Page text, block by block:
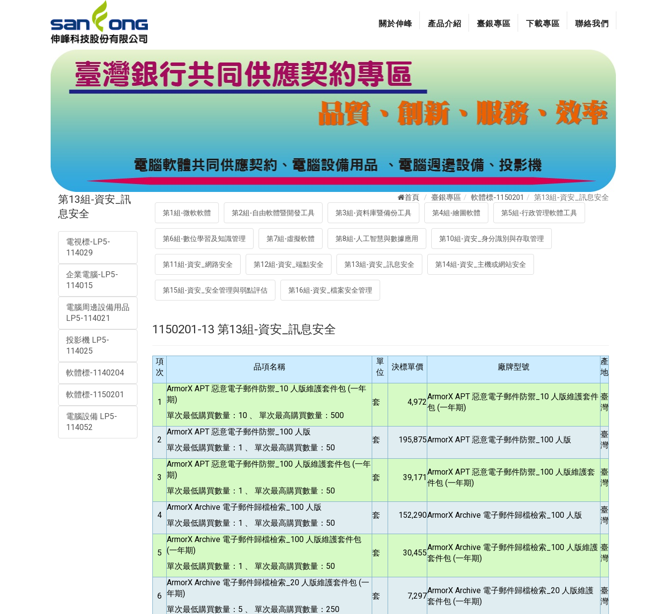
關於伸峰 產品介紹 臺銀專區 下載專區 聯絡我們
首頁 臺銀專區 軟體標-1150201 第13組-資安_訊息安全
第13組-資安_訊
息安全
電視標-LP5-
114029
企業電腦-LP5-
114015
電腦周邊設備用品
LP5-114021
投影機 LP5-
114025
軟體標-1140204
軟體標-1150201
電腦設備 LP5-
114052
第1組-微軟軟體 第2組-自由軟體暨開發工具 第3組-資料庫暨備份工具 第4組-繪圖軟體 第5組-行政管理軟體工具
第6組-數位學習及知識管理 第7組-虛擬軟體 第8組-人工智慧與數據應用 第10組-資安_身分識別與存取管理
第11組-資安_網路安全 第12組-資安_端點安全 第13組-資安_訊息安全 第14組-資安_主機或網站安全
第15組-資安_安全管理與弱點評估 第16組-資安_檔案安全管理
1150201-13 第13組-資安_訊息安全
項
次
品項名稱
單
位
決標單價 廠牌型號
產
地
1
ArmorX APT 惡意電子郵件防禦_10 人版維護套件包 (一年
期)
單次最低購買數量：10 、 單次最高購買數量：500
套 4,972
ArmorX APT 惡意電子郵件防禦_10 人版維護套件
包 (一年期)
臺
灣
2
ArmorX APT 惡意電子郵件防禦_100 人版
單次最低購買數量：1 、 單次最高購買數量：50
套 195,875ArmorX APT 惡意電子郵件防禦_100 人版
臺
灣
3
ArmorX APT 惡意電子郵件防禦_100 人版維護套件包 (一年
期)
單次最低購買數量：1 、 單次最高購買數量：50
套 39,171
ArmorX APT 惡意電子郵件防禦_100 人版維護套
件包 (一年期)
臺
灣
4
ArmorX Archive 電子郵件歸檔檢索_100 人版
單次最低購買數量：1 、 單次最高購買數量：50
套 152,290ArmorX Archive 電子郵件歸檔檢索_100 人版
臺
灣
5
ArmorX Archive 電子郵件歸檔檢索_100 人版維護套件包
(一年期)
單次最低購買數量：1 、 單次最高購買數量：50
套 30,455
ArmorX Archive 電子郵件歸檔檢索_100 人版維護
套件包 (一年期)
臺
灣
6
ArmorX Archive 電子郵件歸檔檢索_20 人版維護套件包 (一
年期)
單次最低購買數量：5 、 單次最高購買數量：250
套 7,297
ArmorX Archive 電子郵件歸檔檢索_20 人版維護
套件包 (一年期)
臺
灣